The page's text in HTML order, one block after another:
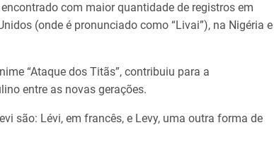
com maior quantidade de registros em
(onde é pronunciado como “Livai”), na Nigéria e
“Ataque dos Titãs”, contribuiu para a
entre as novas gerações.
são: Lévi, em francês, e Levy, uma outra forma de